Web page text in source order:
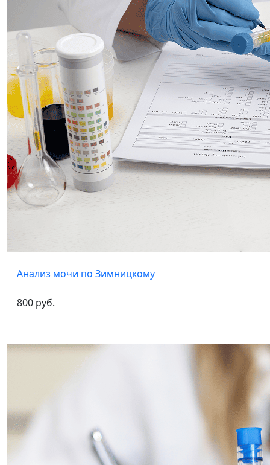
Анализ мочи по Зимницкому
800 руб.